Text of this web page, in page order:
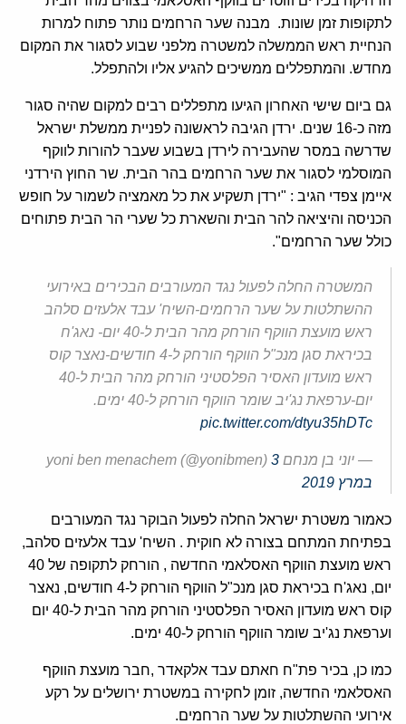
לתקופות זמן שונות. מבנה שער הרחמים נותר פתוח למרות
הנחיית ראש הממשלה למשטרה מלפני שבוע לסגור את המקום
מחדש. והמתפללים ממשיכים להגיע אליו ולהתפלל.
גם ביום שישי האחרון הגיעו מתפללים רבים למקום שהיה סגור
מזה כ-16 שנים. ירדן הגיבה לראשונה לפניית ממשלת ישראל
שדרשה במסר שהעבירה לירדן בשבוע שעבר להורות לווקף
המוסלמי לסגור את שער הרחמים בהר הבית. שר החוץ הירדני
איימן צפדי הגיב : "ירדן תשקיע את כל מאמציה לשמור על חופש
הכניסה והיציאה להר הבית והשארת כל שערי הר הבית פתוחים
כולל שער הרחמים".
המשטרה החלה לפעול נגד המעורבים הבכירים באירועי
ההשתלטות על שער הרחמים-השיח' עבד אלעזים סלהב
ראש מועצת הווקף הורחק מהר הבית ל-40 יום- נאג'ח
בכיראת סגן מנכ"ל הווקף הורחק ל-4 חודשים-נאצר קוס
ראש מועדון האסיר הפלסטיני הורחק מהר הבית ל-40
יום-ערפאת נג'יב שומר הווקף הורחק ל-40 ימים.
pic.twitter.com/dtyu35hDTc
— יוני בן מנחם yoni ben menachem (@yonibmen) 3
במרץ 2019
כאמור משטרת ישראל החלה לפעול הבוקר נגד המעורבים
בפתיחת המתחם בצורה לא חוקית . השיח' עבד אלעזים סלהב,
ראש מועצת הווקף האסלאמי החדשה , הורחק לתקופה של 40
יום, נאג'ח בכיראת סגן מנכ"ל הווקף הורחק ל-4 חודשים, נאצר
קוס ראש מועדון האסיר הפלסטיני הורחק מהר הבית ל-40 יום
וערפאת נג'יב שומר הווקף הורחק ל-40 ימים.
כמו כן, בכיר פת"ח חאתם עבד אלקאדר ,חבר מועצת הווקף
האסלאמי החדשה, זומן לחקירה במשטרת ירושלים על רקע
אירועי ההשתלטות על שער הרחמים.